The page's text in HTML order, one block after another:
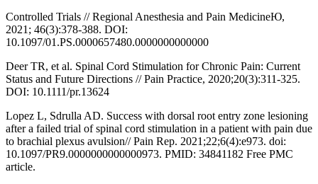
Controlled Trials // Regional Anesthesia and Pain MedicineЮ,
2021; 46(3):378-388. DOI:
10.1097/01.PS.0000657480.0000000000000
Deer TR, et al. Spinal Cord Stimulation for Chronic Pain: Current
Status and Future Directions // Pain Practice, 2020;20(3):311-325.
DOI: 10.1111/pr.13624
Lopez L, Sdrulla AD. Success with dorsal root entry zone lesioning
after a failed trial of spinal cord stimulation in a patient with pain due
to brachial plexus avulsion// Pain Rep. 2021;22;6(4):e973. doi:
10.1097/PR9.0000000000000973. PMID: 34841182 Free PMC
article.